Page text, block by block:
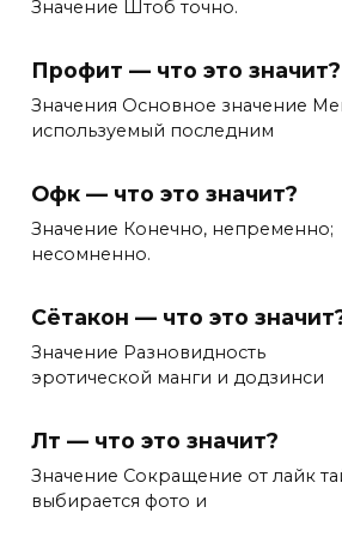
Значение Штоб точно.
Профит — что это значит?
Значения Основное значение
используемый последним
Офк — что это значит?
Значение Конечно, непременно;
несомненно.
Сётакон — что это
Значение Разновидность
эротической манги и додзинси
Лт — что это значит?
Значение Сокращение от лайк
выбирается фото и